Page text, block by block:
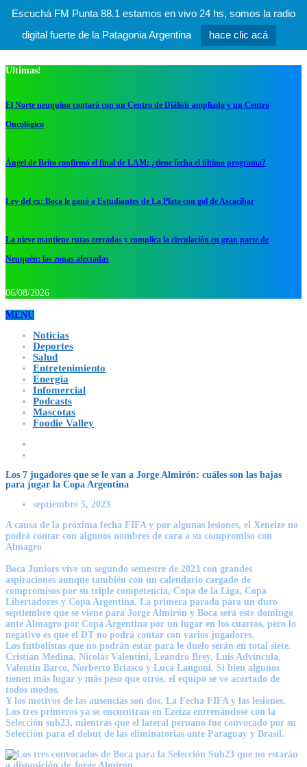
Escuchá FM Punta 88.1 estamos en vivo 24 hs, somos la radio
digital fuerte de la Patagonia Argentina
hace clic acá
Ultimas!
El Norte neuquino contará con un Centro de Diálisis ampliado y un Centro
Oncológico
Ángel de Brito confirmó el final de LAM: ¿tiene fecha el último programa?
Ley del ex: Boca le ganó a Estudiantes de La Plata con gol de Ascacibar
La nieve mantiene rutas cerradas y complica la circulación en gran parte de
Neuquén: las zonas afectadas
06/08/2026
MENU
Noticias
Deportes
Salud
Entretenimiento
Energía
Infomercial
Podcasts
Mascotas
Foodie Valley
Los 7 jugadores que se le van a Jorge Almirón: cuáles son las bajas
para jugar la Copa Argentina
septiembre 5, 2023
A causa de la próxima fecha FIFA y por algunas lesiones, el Xeneize no
podrá contar con algunos nombres de cara a su compromiso con
Almagro
Boca Juniors vive un segundo semestre de 2023 con grandes
aspiraciones aunque también con un calendario cargado de
compromisos por su triple competencia, Copa de la Liga, Copa
Libertadores y Copa Argentina. La primera parada para un duro
septiembre que se viene para Jorge Almirón y Boca será este domingo
ante Almagro por Copa Argentina por un lugar en los cuartos, pero lo
negativo es que el DT no podrá contar con varios jugadores.
Los futbolistas que no podrán estar para le duelo serán en total siete.
Cristian Medina, Nicolás Valentini, Leandro Brey, Luis Advíncula,
Valentín Barco, Norberto Briasco y Luca Langoni. Si bien algunos
tienen más lugar y más peso que otros, el equipo se ve acortado de
todos modos.
Y los motivos de las ausencias son dos. La Fecha FIFA y las lesiones.
Los tres primeros ya se encuentran en Ezeiza entrenándose con la
Selección sub23, mientras que el lateral peruano fue convocado por su
Selección para el debut de las eliminatorias ante Paraguay y Brasil.